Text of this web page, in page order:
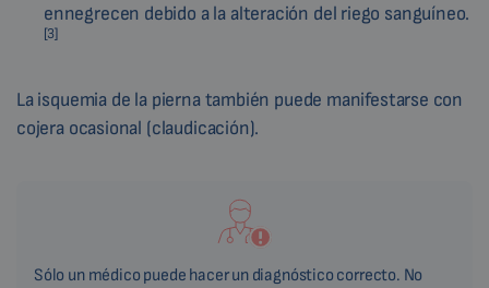
ennegrecen debido a la alteración del riego sanguíneo.
[3]
La isquemia de la pierna también puede manifestarse con
cojera ocasional (claudicación).
Sólo un médico puede hacer un diagnóstico correcto. No